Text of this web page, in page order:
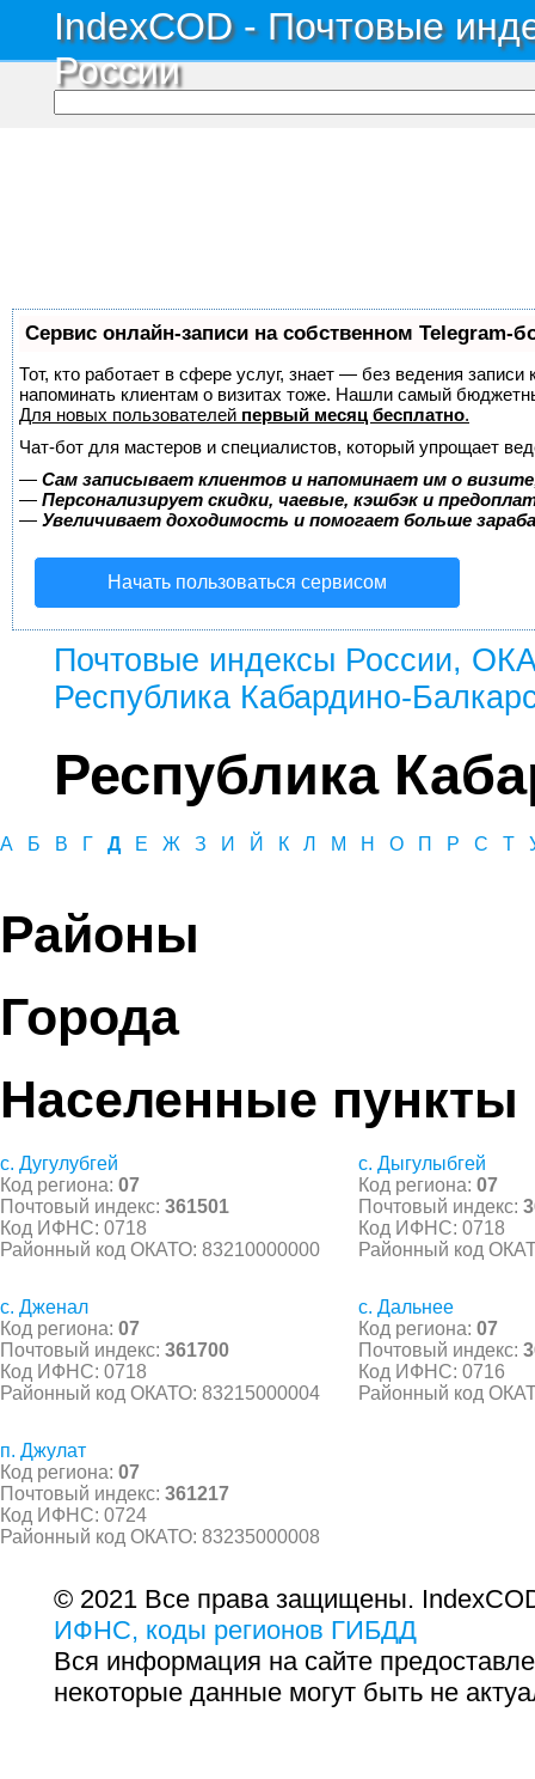
IndexCOD - Почтовые
России
Сервис онлайн-записи на собственном Telegram-
Тот, кто работает в сфере услуг, знает — без ведения
напоминать клиентам о визитах тоже. Нашли самый
Для новых пользователей первый месяц бесплатно.
Чат-бот для мастеров и специалистов, который упрощает
— Сам записывает клиентов и напоминает им о
— Персонализирует скидки, чаевые, кэшбэк и
— Увеличивает доходимость и помогает больше
Начать пользоваться сервисом
Почтовые индексы России,
Республика Кабардино-
Республика
А Б В Г Д Е Ж З И Й К Л М Н О П Р С Т
Районы
Города
Населенные пункты
с. Дугулубгей
Код региона: 07
Почтовый индекс: 361501
Код ИФНС: 0718
Районный код ОКАТО: 83210000000
с. Дыгулыбгей
Код региона: 07
Почтовый индекс:
Код ИФНС: 0718
Районный код
с. Дженал
Код региона: 07
Почтовый индекс: 361700
Код ИФНС: 0718
Районный код ОКАТО: 83215000004
с. Дальнее
Код региона: 07
Почтовый индекс:
Код ИФНС: 0716
Районный код
п. Джулат
Код региона: 07
Почтовый индекс: 361217
Код ИФНС: 0724
Районный код ОКАТО: 83235000008
© 2021 Все права защищены.
ИФНС, коды регионов ГИБДД
Вся информация на сайте
некоторые данные могут быть не